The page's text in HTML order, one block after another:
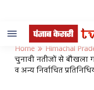
Toggle
navigation
Home
Himachal
चुनावी नतीजों से बौखला
व अन्य निर्वाचित